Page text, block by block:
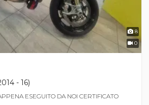
8
0
- 16)
ESEGUITO DA NOI CERTIFICATO